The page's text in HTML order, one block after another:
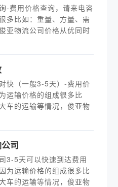
-费用价格查询，请来电咨
多比如：重量、方量、需
亚物流公司价格从优同时
快（一般3-5天）-费用价
运输价格的组成很多比
车的运输等情况，俊亚物
司
3-5天可以快速到达费用
为运输价格的组成很多比
车的运输等情况，俊亚物